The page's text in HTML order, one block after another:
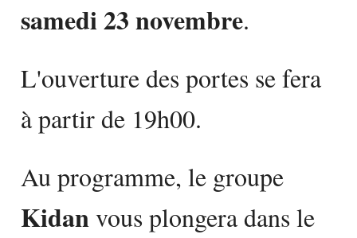
samedi 23 novembre.
L'ouverture des portes se fera
à partir de 19h00.
Au programme, le groupe
Kidanvous plongera dans le